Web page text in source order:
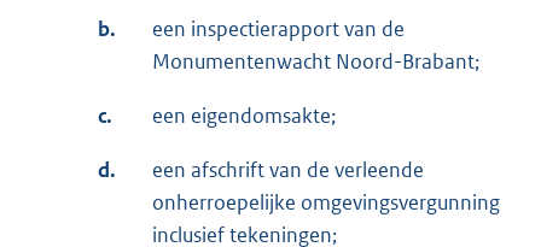
b.
een inspectierapport van de
Monumentenwacht Noord-Brabant;
c. een eigendomsakte;
d.
een afschrift van de verleende
onherroepelijke omgevingsvergunning
inclusief tekeningen;